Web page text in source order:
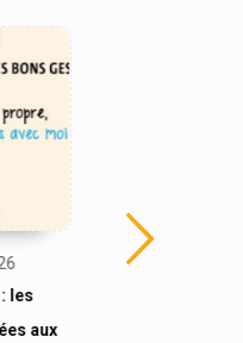
les
aux